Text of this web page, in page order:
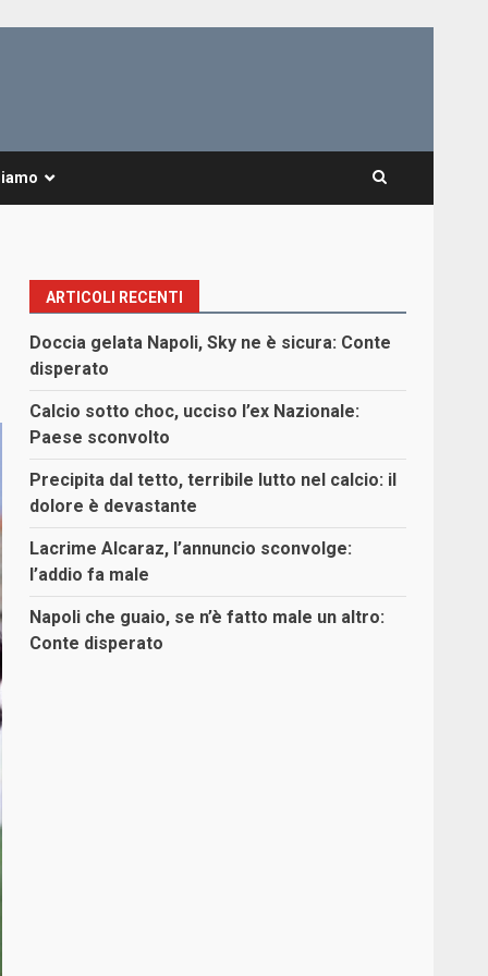
ARTICOLI RECENTI
Doccia gelata Napoli, Sky ne è sicura: Conte
disperato
Calcio sotto choc, ucciso l’ex Nazionale:
Paese sconvolto
Precipita dal tetto, terribile lutto nel calcio: il
dolore è devastante
Lacrime Alcaraz, l’annuncio sconvolge:
l’addio fa male
Napoli che guaio, se n’è fatto male un altro:
Conte disperato